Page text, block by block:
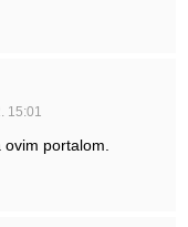
15:01
portalom.